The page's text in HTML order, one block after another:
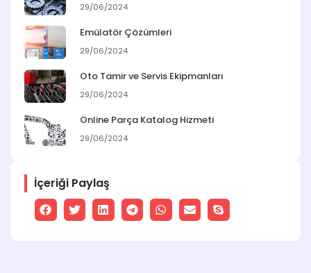
29/06/2024
Emülatör Çözümleri
29/06/2024
Oto Tamir ve Servis Ekipmanları
29/06/2024
Online Parça Katalog Hizmeti
29/06/2024
İçeriği Paylaş